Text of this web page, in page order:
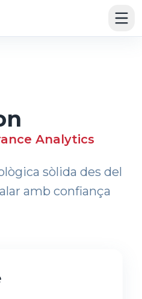
Analytics
sòlida des del
amb confiança